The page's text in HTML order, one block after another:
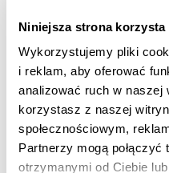
Niniejsza strona
Wykorzystujemy pliki
i reklam, aby oferować
analizować ruch w naszej
korzystasz z naszej
społecznościowym,
Partnerzy mogą
otrzymanymi od Ciebie